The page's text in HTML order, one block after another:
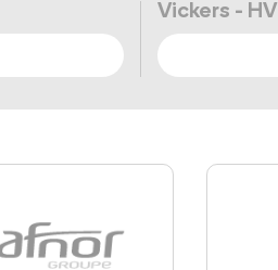
Vickers - HV